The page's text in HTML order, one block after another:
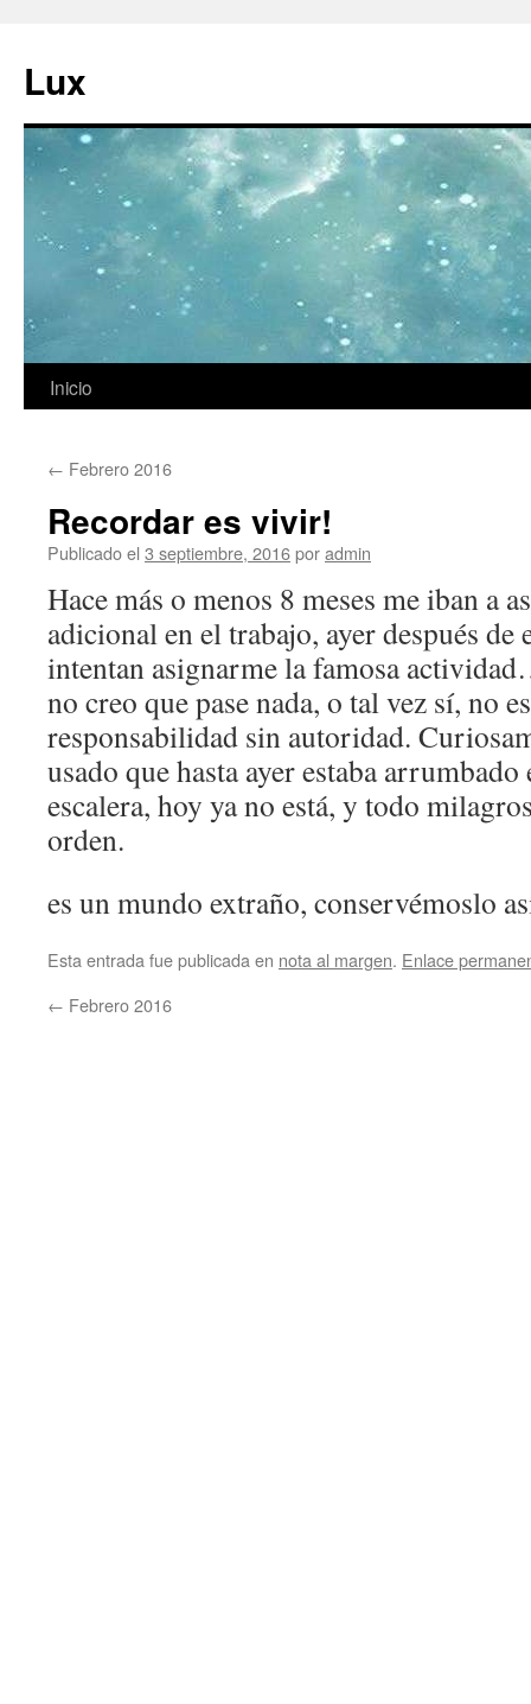
contenido
Lux
Inicio
← Febrero 2016
Recordar es vivir!
Publicado el 3 septiembre, 2016poradmin
Hace más o menos 8 meses me iban a
adicional en el trabajo, ayer después de
intentan asignarme la famosa
no creo que pase nada, o tal vez sí, no
responsabilidad sin autoridad.
usado que hasta ayer estaba
escalera, hoy ya no está, y todo
orden.
es un mundo extraño, conservémoslo
Esta entrada fue publicada en nota al margen. Enlace
← Febrero 2016